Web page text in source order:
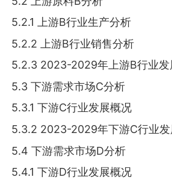
5.2.1 上游B行业生产分析
5.2.2 上游B行业销售分析
5.2.3 2023-2029年上游B行业发
5.3 下游需求市场C分析
5.3.1 下游C行业发展概况
5.3.2 2023-2029年下游C行业发
5.4 下游需求市场D分析
5.4.1 下游D行业发展概况